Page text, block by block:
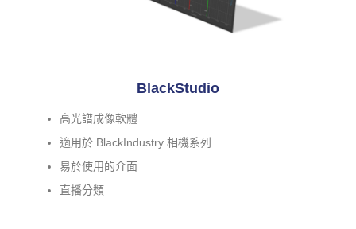
BlackStudio
高光譜成像軟體
適用於 BlackIndustry 相機系列
易於使用的介面
直播分類